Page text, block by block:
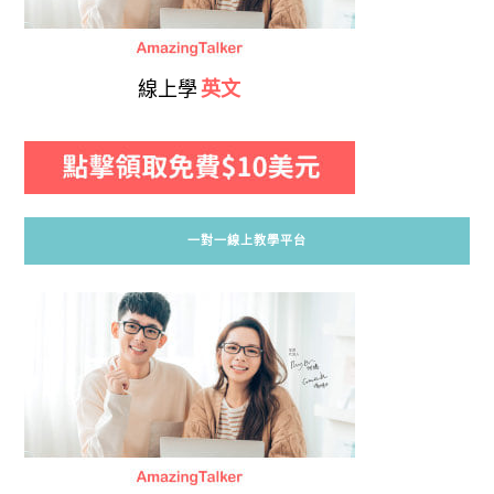
線上學 英文
一對一線上教學平台